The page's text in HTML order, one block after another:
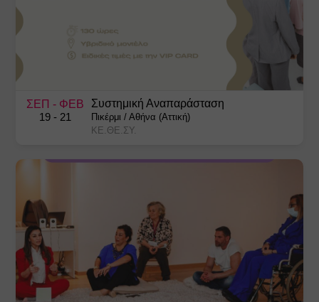
ΣΕΠ - ΦΕΒ
19 - 21
Συστημική Αναπαράσταση
Πικέρμι /Αθήνα (Αττική)
ΚΕ.ΘΕ.ΣΥ.